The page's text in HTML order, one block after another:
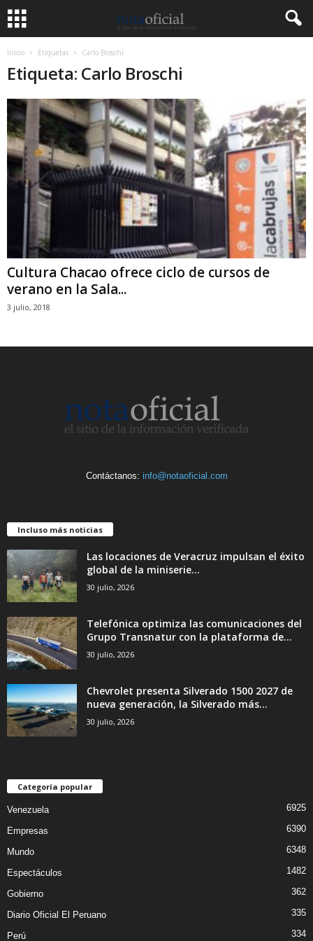
Inicio Etiquetas Carlo Broschi
Etiqueta: Carlo Broschi
Cultura Chacao ofrece ciclo de cursos de
verano en la Sala...
3 julio, 2018
Contáctanos: info@notaoficial.com
Incluso más noticias
Las locaciones de Veracruz impulsan el éxito
global de la miniserie...
30 julio, 2026
Telefónica optimiza las comunicaciones del
Grupo Transnatur con la plataforma de...
30 julio, 2026
Chevrolet presenta Silverado 1500 2027 de
nueva generación, la Silverado más...
30 julio, 2026
Categoría popular
Venezuela 6925
Empresas 6390
Mundo 6348
Espectáculos 1482
Gobierno 362
Diario Oficial El Peruano 335
Perú 334